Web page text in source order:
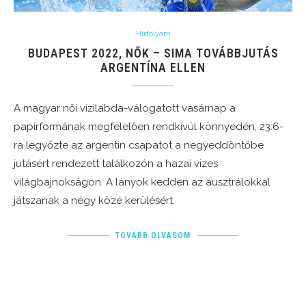
Hírfolyam
BUDAPEST 2022, NŐK – SIMA TOVÁBBJUTÁS
ARGENTÍNA ELLEN
A magyar női vízilabda-válogatott vasárnap a
papírformának megfelelően rendkívül könnyedén, 23:6-
ra legyőzte az argentin csapatot a negyeddöntőbe
jutásért rendezett találkozón a hazai vizes
világbajnokságon. A lányok kedden az ausztrálokkal
játszanak a négy közé kerülésért.
TOVÁBB OLVASOM